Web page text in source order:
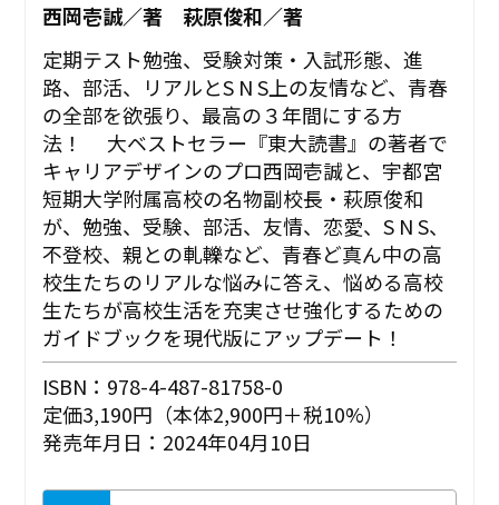
西岡壱誠／著 萩原俊和／著
定期テスト勉強、受験対策・入試形態、進
路、部活、リアルとS N S上の友情など、青春
の全部を欲張り、最高の３年間にする方
法！ 大ベストセラー『東大読書』の著者で
キャリアデザインのプロ西岡壱誠と、宇都宮
短期大学附属高校の名物副校長・萩原俊和
が、勉強、受験、部活、友情、恋愛、S N S、
不登校、親との軋轢など、青春ど真ん中の高
校生たちのリアルな悩みに答え、悩める高校
生たちが高校生活を充実させ強化するための
ガイドブックを現代版にアップデート！
ISBN：978-4-487-81758-0
定価3,190円（本体2,900円＋税10%）
発売年月日：2024年04月10日